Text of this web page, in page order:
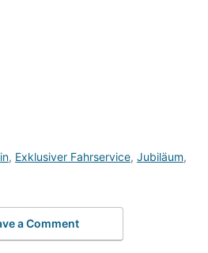
, Exklusiver Fahrservice, Jubiläum,
a Comment